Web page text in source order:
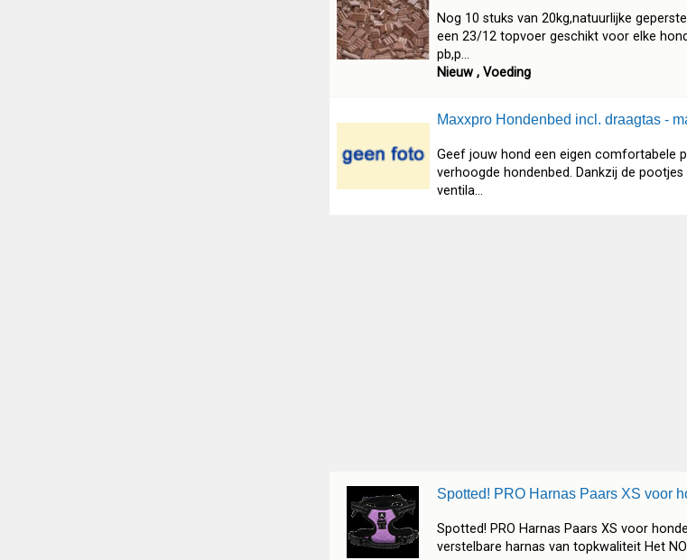
Nog 10 stuks van 20kg,natuurlijke
een 23/12 topvoer geschikt voor elke
pb,p...
Nieuw , Voeding
Maxxpro Hondenbed incl. draagtas -
Geef jouw hond een eigen comfortabele
verhoogde hondenbed. Dankzij de
ventila...
Spotted! PRO Harnas Paars XS voor
Spotted! PRO Harnas Paars XS voor
verstelbare harnas van topkwaliteit Het